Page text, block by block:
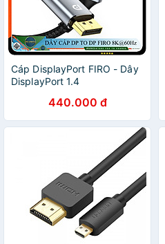
Cáp DisplayPort FIRO - Dây
DisplayPort 1.4
Cáp DisplayPort To
DisplayPort
8K60Hz/4K144Hz/2k165Hz-
32,4Gbps - Lõi Dù Dùng Cho
Tivi / Máy Tính / Playstation
- Hàng Chính Hãng
440.000 đ